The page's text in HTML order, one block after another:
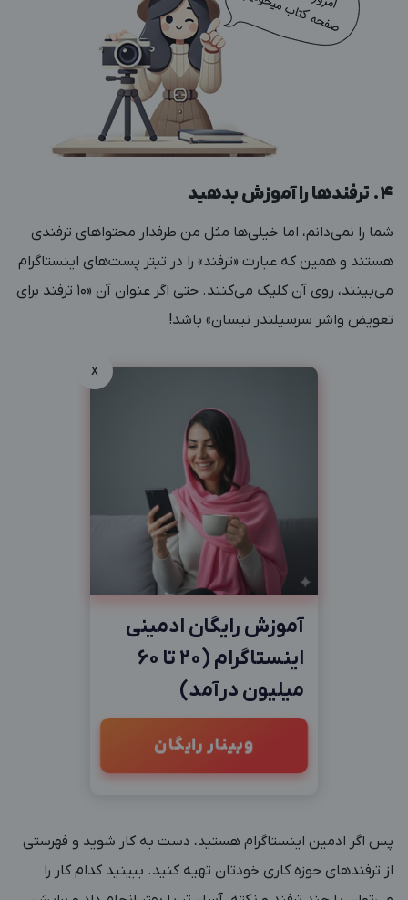
۴. ترفندها را آموزش بدهید
شما را نمی‌دانم، اما خیلی‌ها مثل من طرفدار محتواهای ترفندی
هستند و همین که عبارت «ترفند» را در تیتر پست‌های اینستاگرام
می‌بینند، روی آن کلیک می‌کنند. حتی اگر عنوان آن «۱۰ ترفند برای
تعویض واشر سرسیلندر نیسان» باشد!
x
آموزش رایگان ادمینی
اینستاگرام (20 تا 60
میلیون درآمد)
وبینار رایگان
پس اگر ادمین اینستاگرام هستید، دست به کار شوید و فهرستی
از ترفندهای حوزه کاری خودتان تهیه کنید. ببینید کدام کار را